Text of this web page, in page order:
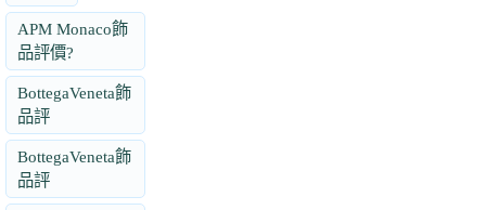
APM Monaco飾
品評價?
BottegaVeneta飾
品評
BottegaVeneta飾
品評